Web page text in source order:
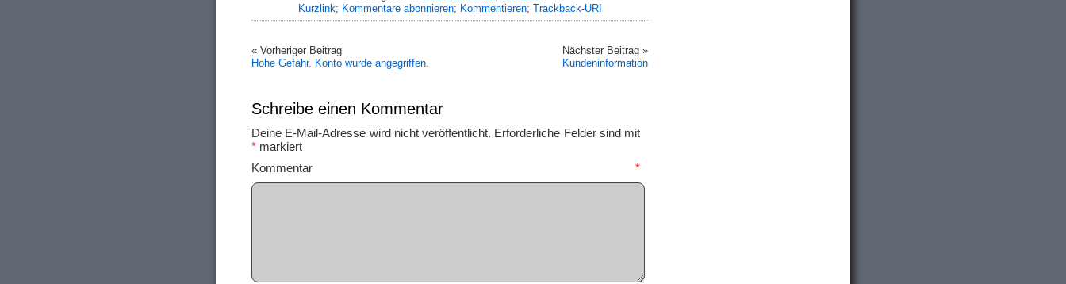
Kurzlink; Kommentare abonnieren; Kommentieren; Trackback-URI
« Vorheriger Beitrag
Hohe Gefahr. Konto wurde angegriffen.
Nächster Beitrag »
Kundeninformation
Schreibe einen Kommentar
Deine E-Mail-Adresse wird nicht veröffentlicht. Erforderliche Felder sind mit
* markiert
Kommentar *